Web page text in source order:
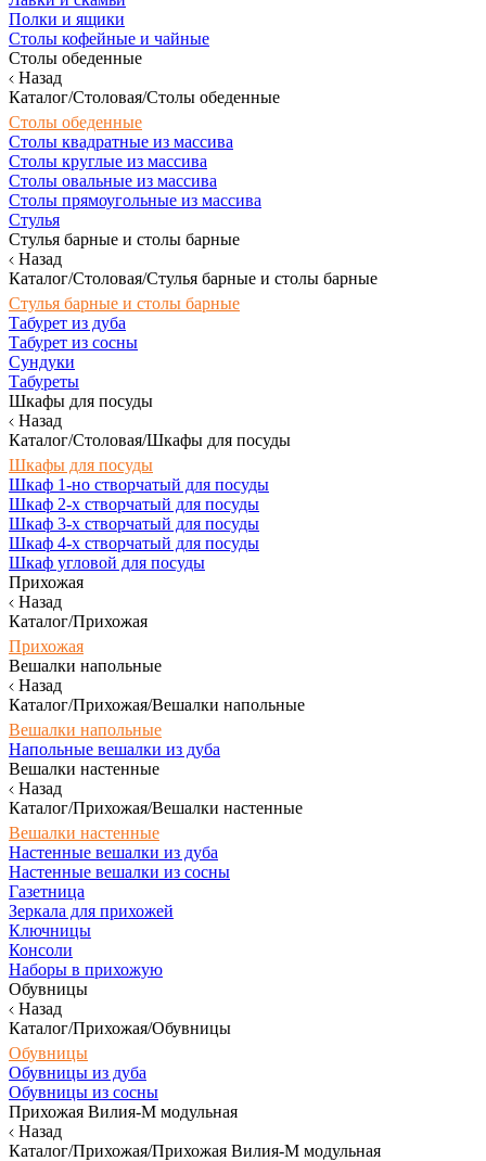
Полки и ящики
Столы кофейные и чайные
Столы обеденные
Назад
Каталог/Столовая/Столы обеденные
Столы обеденные
Столы квадратные из массива
Столы круглые из массива
Столы овальные из массива
Столы прямоугольные из массива
Стулья
Стулья барные и столы барные
Назад
Каталог/Столовая/Стулья барные и столы барные
Стулья барные и столы барные
Табурет из дуба
Табурет из сосны
Сундуки
Табуреты
Шкафы для посуды
Назад
Каталог/Столовая/Шкафы для посуды
Шкафы для посуды
Шкаф 1-но створчатый для посуды
Шкаф 2-х створчатый для посуды
Шкаф 3-х створчатый для посуды
Шкаф 4-х створчатый для посуды
Шкаф угловой для посуды
Прихожая
Назад
Каталог/Прихожая
Прихожая
Вешалки напольные
Назад
Каталог/Прихожая/Вешалки напольные
Вешалки напольные
Напольные вешалки из дуба
Вешалки настенные
Назад
Каталог/Прихожая/Вешалки настенные
Вешалки настенные
Настенные вешалки из дуба
Настенные вешалки из сосны
Газетница
Зеркала для прихожей
Ключницы
Консоли
Наборы в прихожую
Обувницы
Назад
Каталог/Прихожая/Обувницы
Обувницы
Обувницы из дуба
Обувницы из сосны
Прихожая Вилия-М модульная
Назад
Каталог/Прихожая/Прихожая Вилия-М модульная